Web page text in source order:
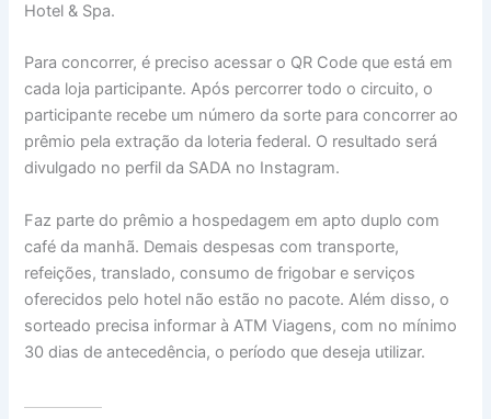
Hotel & Spa.
Para concorrer, é preciso acessar o QR Code que está em
cada loja participante. Após percorrer todo o circuito, o
participante recebe um número da sorte para concorrer ao
prêmio pela extração da loteria federal. O resultado será
divulgado no perfil da SADA no Instagram.
Faz parte do prêmio a hospedagem em apto duplo com
café da manhã. Demais despesas com transporte,
refeições, translado, consumo de frigobar e serviços
oferecidos pelo hotel não estão no pacote. Além disso, o
sorteado precisa informar à ATM Viagens, com no mínimo
30 dias de antecedência, o período que deseja utilizar.